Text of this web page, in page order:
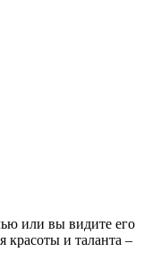
или вы видите его
красоты и таланта –